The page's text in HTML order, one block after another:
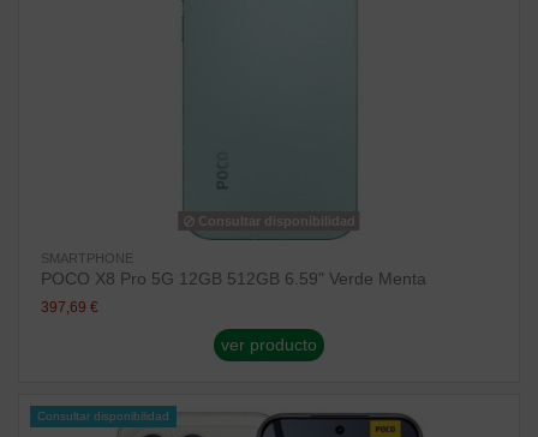
Consultar disponibilidad
SMARTPHONE
POCO X8 Pro 5G 12GB 512GB 6.59" Verde Menta
397,69 €
ver producto
Consultar disponibilidad